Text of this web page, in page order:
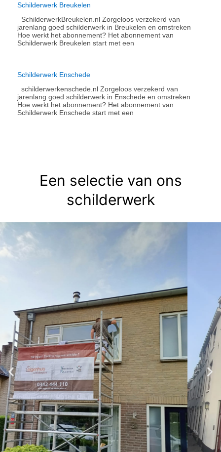
Schilderwerk Breukelen
SchilderwerkBreukelen.nl Zorgeloos verzekerd van
jarenlang goed schilderwerk in Breukelen en omstreken
Hoe werkt het abonnement?​ Het abonnement van
Schilderwerk Breukelen start met een
Schilderwerk Enschede
schilderwerkenschede.nl Zorgeloos verzekerd van
jarenlang goed schilderwerk in Enschede en omstreken
Hoe werkt het abonnement?​ Het abonnement van
Schilderwerk Enschede start met een
Een selectie van ons
schilderwerk